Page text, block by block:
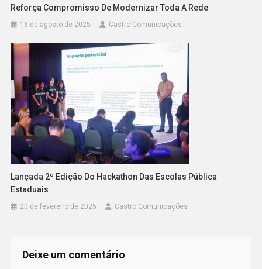
Reforça Compromisso De Modernizar Toda A Rede
16 de agosto de 2025 Castro Comunicações
Lançada 2º Edição Do Hackathon Das Escolas Pública
Estaduais
20 de fevereiro de 2025 Castro Comunicações
Deixe um comentário